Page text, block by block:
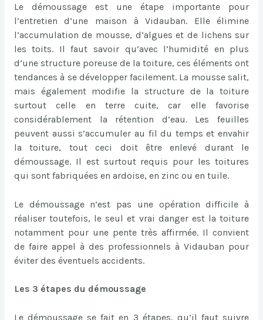
Le démoussage est une étape importante pour
l’entretien d’une maison à Vidauban. Elle élimine
l’accumulation de mousse, d’algues et de lichens sur
les toits. Il faut savoir qu’avec l’humidité en plus
d’une structure poreuse de la toiture, ces éléments ont
tendances à se développer facilement. La mousse salit,
mais également modifie la structure de la toiture
surtout celle en terre cuite, car elle favorise
considérablement la rétention d’eau. Les feuilles
peuvent aussi s’accumuler au fil du temps et envahir
la toiture, tout ceci doit être enlevé durant le
démoussage. Il est surtout requis pour les toitures
qui sont fabriquées en ardoise, en zinc ou en tuile.
Le démoussage n’est pas une opération difficile à
réaliser toutefois, le seul et vrai danger est la toiture
notamment pour une pente très affirmée. Il convient
de faire appel à des professionnels à Vidauban pour
éviter des éventuels accidents.
Les 3 étapes du démoussage
Le démoussage se fait en 3 étapes, qu’il faut suivre